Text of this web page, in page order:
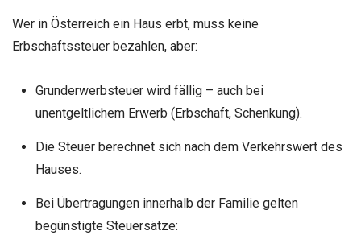
Wer in Österreich ein Haus erbt, muss keine
Erbschaftssteuer bezahlen, aber:
Grunderwerbsteuer wird fällig – auch bei
unentgeltlichem Erwerb (Erbschaft, Schenkung).
Die Steuer berechnet sich nach dem Verkehrswert des
Hauses.
Bei Übertragungen innerhalb der Familie gelten
begünstigte Steuersätze: